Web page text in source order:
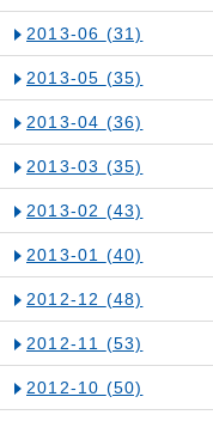
2013-06 (31)
2013-05 (35)
2013-04 (36)
2013-03 (35)
2013-02 (43)
2013-01 (40)
2012-12 (48)
2012-11 (53)
2012-10 (50)